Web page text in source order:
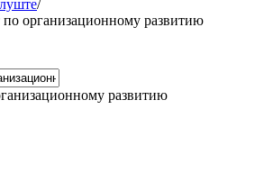
/
по организационному развитию
развитию